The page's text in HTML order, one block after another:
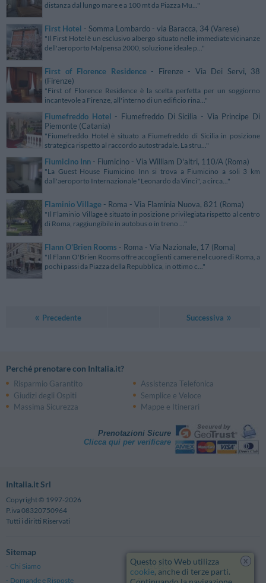
distanza dal lungo mare e a 100 mt da Piazza Mu..."
First Hotel - Somma Lombardo - via Baracca, 34 (Varese)
"Il First Hotel è un esclusivo albergo situato nelle immediate vicinanze
dell'aeroporto Malpensa 2000, soluzione ideale p..."
First of Florence Residence- Firenze - Via Dei Servi, 38
(Firenze)
"First of Florence Residence è la scelta perfetta per un soggiorno
incantevole a Firenze, all'interno di un edificio rina..."
Fiumefreddo Hotel - Fiumefreddo Di Sicilia - Via Principe Di
Piemonte (Catania)
"Fiumefreddo Hotel è situato a Fiumefreddo di Sicilia in posizione
strategica rispetto al raccordo autostradale. La stru..."
Fiumicino Inn - Fiumicino - Via William D'altri, 110/A (Roma)
"La Guest House Fiumicino Inn si trova a Fiumicino a soli 3 km
dall'aeroporto Internazionale "Leonardo da Vinci", a circa..."
Flaminio Village - Roma - Via Flaminia Nuova, 821 (Roma)
"Il Flaminio Village è situato in posizione privilegiata rispetto al centro
di Roma, raggiungibile in autobus o in treno ..."
Flann O'Brien Rooms - Roma - Via Nazionale, 17 (Roma)
"Il Flann O'Brien Rooms offre accoglienti camere nel cuore di Roma, a
pochi passi da Piazza della Repubblica, in ottimo c..."
Precedente Successiva
Perché prenotare con InItalia.it?
Risparmio Garantito
Assistenza Telefonica
Giudizi degli Ospiti
Semplice e Veloce
Massima Sicurezza
Mappe e Itinerari
Prenotazioni Sicure
Clicca qui per verificare
InItalia.it Srl
Copyright © 1997-2026
P.iva 08320750964
Tutti i diritti Riservati
Sitemap
Chi Siamo
Note Legali
Domande e Risposte
Privacy
x
Questo sito Web utilizza
cookie, anche di terze parti.